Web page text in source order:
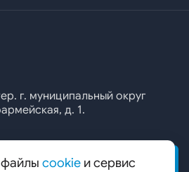
комбинат
г. муниципальный округ
д. 1.
СВЯЗЬ
cookie и сервис